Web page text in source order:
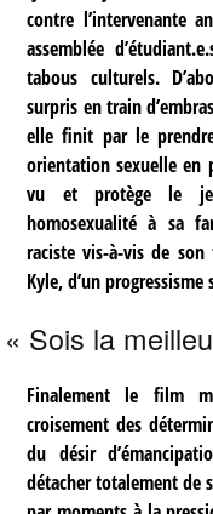
contre l’intervenante
assemblée
tabous culturels.
surpris en train
elle finit par le
orientation sexuelle en
vu et protège le
homosexualité à sa
raciste vis-à-vis de
Kyle, d’un progressisme
« Sois la
Finalement le film
croisement des
du désir
détacher totalement de